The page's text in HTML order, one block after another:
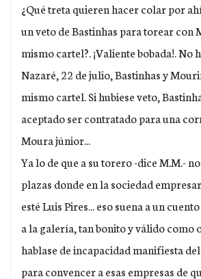
¿Qué treta quieren hacer colar por
un veto de Bastinhas para torear con
mismo cartel?. ¡Valiente bobada!. No
Nazaré, 22 de julio, Bastinhas y
mismo cartel. Si hubiese veto,
aceptado ser contratado para una
Moura júnior...
Ya lo de que a su torero -dice M.M.-
plazas donde en la sociedad
esté Luis Pires... eso suena a un
a la galería, tan bonito y válido como
hablase de incapacidad manifiesta
para convencer a esas empresas de